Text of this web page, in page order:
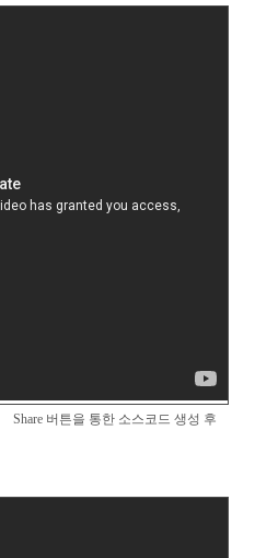
Share 버튼을 통한 소스코드 생성 후